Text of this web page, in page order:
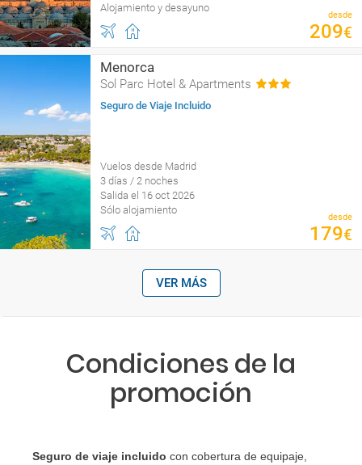
Alojamiento y desayuno
desde
209€
Menorca
Sol Parc Hotel & Apartments
Seguro de Viaje Incluido
Vuelos desde Madrid
3 días / 2 noches
Salida el 16 oct 2026
Sólo alojamiento
desde
179€
VER MÁS
Condiciones de la
promoción
Seguro de viaje incluido con cobertura de equipaje,